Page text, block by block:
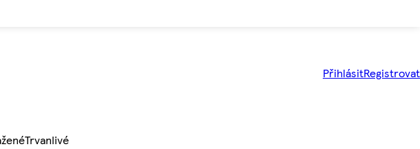
PřihlásitRegistrovat
Trvanlivé